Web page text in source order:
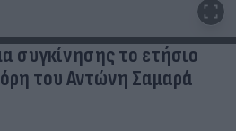
συγκίνησης το ετήσιο
του Αντώνη Σαμαρά